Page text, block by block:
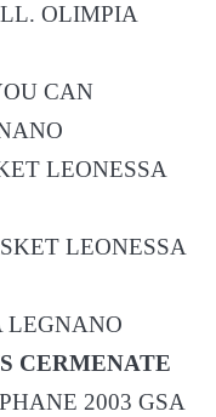
OLIMPIA
CAN
LEONESSA
LEONESSA
LEGNANO
CERMENATE
2003 GSA